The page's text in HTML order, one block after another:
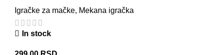
Igračke za mačke, Mekana igračka
In stock